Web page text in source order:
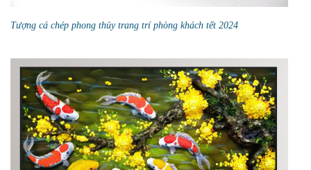
Tượng cá chép phong thủy trang trí phòng khách tết 2024